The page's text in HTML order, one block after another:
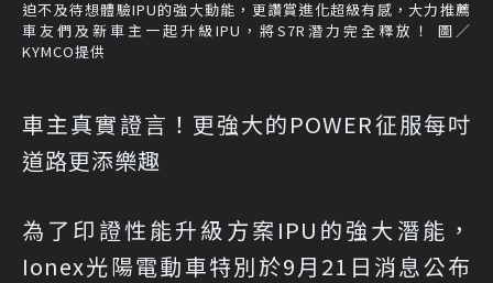
迫不及待想體驗IPU的強大動能，更讚賞進化超級有感，大力推薦
車友們及新車主一起升級IPU，將S7R潛力完全釋放！ 圖／
KYMCO提供
車主真實證言！更強大的POWER征服每吋
道路更添樂趣
為了印證性能升級方案IPU的強大潛能，
Ionex光陽電動車特別於9月21日消息公布